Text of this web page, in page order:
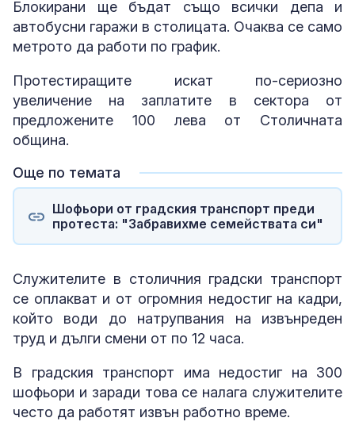
Блокирани ще бъдат също всички депа и
автобусни гаражи в столицата. Очаква се само
метрото да работи по график.
Протестиращите искат по-сериозно
увеличение на заплатите в сектора от
предложените 100 лева от Столичната
община.
Още по темата
Шофьори от градския транспорт преди
протеста: "Забравихме семействата си"
Служителите в столичния градски транспорт
се оплакват и от огромния недостиг на кадри,
който води до натрупвания на извънреден
труд и дълги смени от по 12 часа.
В градския транспорт има недостиг на 300
шофьори и заради това се налага служителите
често да работят извън работно време.